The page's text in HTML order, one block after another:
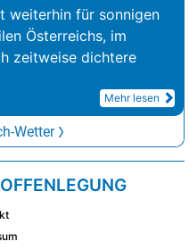
weiterhin für sonnigen
Österreichs, im
zeitweise dichtere
Mehr lesen
Wetter